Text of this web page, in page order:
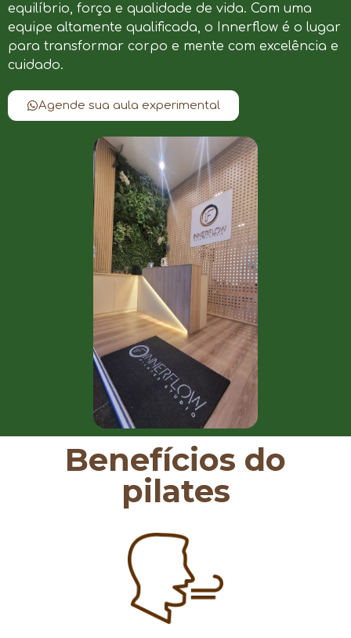
equilíbrio, força e qualidade de vida. Com uma
equipe altamente qualificada, o Innerflow é o lugar
para transformar corpo e mente com excelência e
cuidado.
Agende sua aula experimental
Benefícios do
pilates